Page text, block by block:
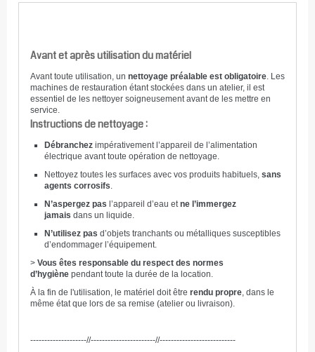
Avant et après utilisation du matériel
Avant toute utilisation, un nettoyage préalable est obligatoire. Les
machines de restauration étant stockées dans un atelier, il est
essentiel de les nettoyer soigneusement avant de les mettre en
service.
Instructions de nettoyage :
Débranchez impérativement l’appareil de l’alimentation
électrique avant toute opération de nettoyage.
Nettoyez toutes les surfaces avec vos produits habituels, sans
agents corrosifs.
N’aspergez pas l’appareil d’eau etne l’immergez
jamais dans un liquide.
N’utilisez pas d’objets tranchants ou métalliques susceptibles
d’endommager l’équipement.
> Vous êtes responsable du respect des normes
d’hygiène pendant toute la durée de la location.
À la fin de l'utilisation, le matériel doit être rendu propre, dans le
même état que lors de sa remise (atelier ou livraison).
--------------------//-----------------------//---------------------------